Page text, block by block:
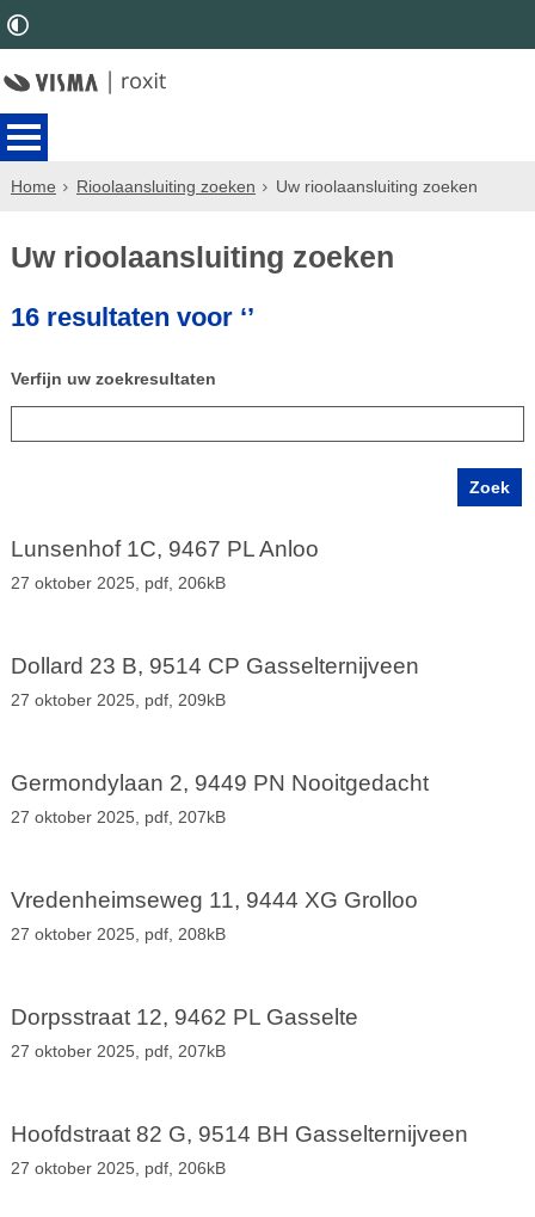
Home Rioolaansluiting zoeken Uw rioolaansluiting zoeken
Uw rioolaansluiting zoeken
16 resultaten voor ‘’
Verfijn uw zoekresultaten
Lunsenhof 1C, 9467 PL Anloo
27 oktober 2025, pdf, 206kB
Dollard 23 B, 9514 CP Gasselternijveen
27 oktober 2025, pdf, 209kB
Germondylaan 2, 9449 PN Nooitgedacht
27 oktober 2025, pdf, 207kB
Vredenheimseweg 11, 9444 XG Grolloo
27 oktober 2025, pdf, 208kB
Dorpsstraat 12, 9462 PL Gasselte
27 oktober 2025, pdf, 207kB
Hoofdstraat 82 G, 9514 BH Gasselternijveen
27 oktober 2025, pdf, 206kB